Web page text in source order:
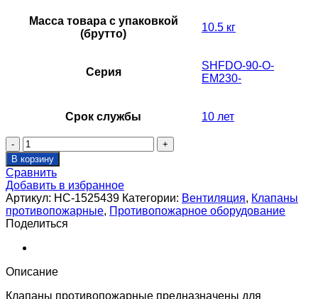
Масса товара с упаковкой
(брутто)
10.5 кг
Серия
SHFDO-90-O-
EM230-
Срок службы 10 лет
Количество
товара
Клапан
противопожарный
SHUFT
SHFDO-
90-
O-
d315-
0-
0-
В корзину
Сравнить
Добавить в избранное
Артикул: НС-1525439 Категории: Вентиляция, Клапаны
противопожарные, Противопожарное оборудование
Поделиться
Описание
Клапаны противопожарные предназначены для